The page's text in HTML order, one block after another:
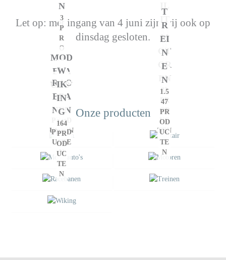
Let op: met ingang van 4 juni zijn wij ook op
dinsdag gesloten.
Onze producten
N
3
P
R
O
D
U
T
E
N
PR
OD
UC
TE
N
MOD
ELA
UTO'
S
341
PROD
UCTEN
M
OT
OR
EN
82
PR
OD
UC
TEN
RAC
EBA
NEN
143
PROD
UCTE
N
T
R
EI
N
E
N
1.5
47
PR
OD
UC
TE
N
W
IK
IN
G
164
PR
OD
UC
TE
N